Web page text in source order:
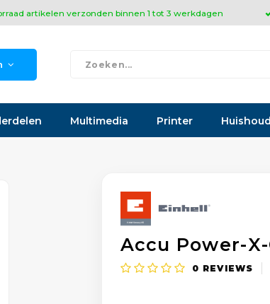
artikelen verzonden binnen 1 tot 3 werkdagen
Multimedia Printer
Accu Power-
0 REVIEWS